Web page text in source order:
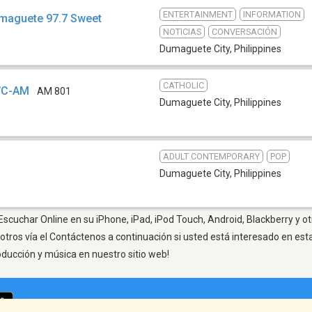
97.7 Sweet ENTERTAINMENT
INFORMATION
NOTICIAS
CONVERSACIÓN
Dumaguete City, Philippines
AM AM 801
CATHOLIC
Dumaguete City, Philippines
ADULT CONTEMPORARY POP
Dumaguete City, Philippines
Online en su iPhone, iPad, iPod Touch, Android, Blackberry y
vía el Contáctenos a continuación si usted está interesado en
y música en nuestro sitio web!